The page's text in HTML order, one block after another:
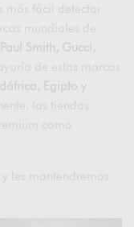
más fácil detectar
mundiales de
Smith, Gucci,
de estas marcas
Egipto y
las tiendas
como
les mantendremos